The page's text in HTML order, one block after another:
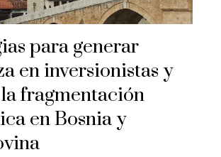
para generar
en inversionistas y
fragmentación
en Bosnia y